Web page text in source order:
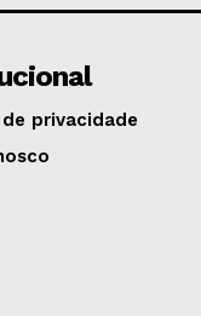
privacidade